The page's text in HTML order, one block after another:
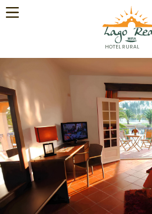
HOTEL RURAL